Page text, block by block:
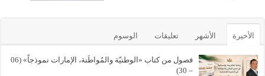
الأخيرة الأشهر تعليقات الوسوم
فصول من كتاب «الوطنيّة والمُواطَنة، الإمارات نموذجاً» (06
– 30)